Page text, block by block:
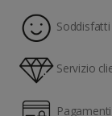
Servizio